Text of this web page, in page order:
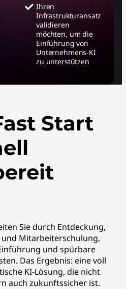
Ihren
Infrastrukturansatz
validieren
möchten, um die
Einführung von
Unternehmens-KI
zu unterstützen
Start
Sie durch Entdeckung,
Mitarbeiterschulung,
und spürbare
Das Ergebnis: eine voll
KI-Lösung, die nicht
auch zukunftssicher ist.